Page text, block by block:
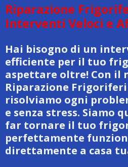
Riparazione
Interventi Veloci e
Hai bisogno di un
efficiente per il tuo
aspettare oltre! Con il
Riparazione
risolviamo ogni
e senza stress. Siamo
far tornare il tuo
perfettamente
direttamente a casa